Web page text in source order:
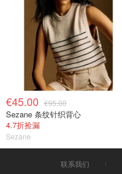
€45.00 €95.00
Sezane 条纹针织背心
4.7折捡漏
Sezane
联系我们